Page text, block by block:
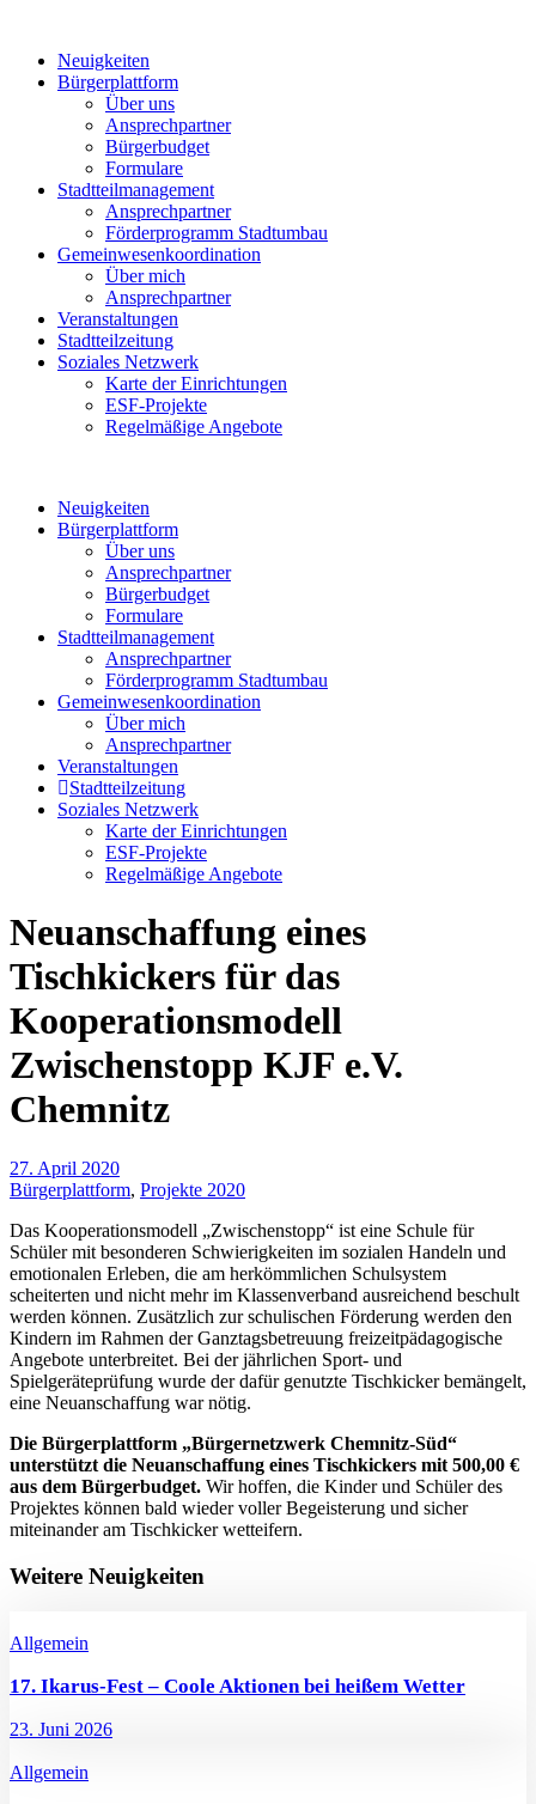
Neuigkeiten
Bürgerplattform
Über uns
Ansprechpartner
Bürgerbudget
Formulare
Stadtteilmanagement
Ansprechpartner
Förderprogramm Stadtumbau
Gemeinwesenkoordination
Über mich
Ansprechpartner
Veranstaltungen
Stadtteilzeitung
Soziales Netzwerk
Karte der Einrichtungen
ESF-Projekte
Regelmäßige Angebote
Neuigkeiten
Bürgerplattform
Über uns
Ansprechpartner
Bürgerbudget
Formulare
Stadtteilmanagement
Ansprechpartner
Förderprogramm Stadtumbau
Gemeinwesenkoordination
Über mich
Ansprechpartner
Veranstaltungen
Stadtteilzeitung
Soziales Netzwerk
Karte der Einrichtungen
ESF-Projekte
Regelmäßige Angebote
Neuanschaffung eines
Tischkickers für das
Kooperationsmodell
Zwischenstopp KJF e.V.
Chemnitz
27. April 2020
Bürgerplattform, Projekte 2020
Das Kooperationsmodell „Zwischenstopp“ ist eine Schule für
Schüler mit besonderen Schwierigkeiten im sozialen Handeln und
emotionalen Erleben, die am herkömmlichen Schulsystem
scheiterten und nicht mehr im Klassenverband ausreichend beschult
werden können. Zusätzlich zur schulischen Förderung werden den
Kindern im Rahmen der Ganztagsbetreuung freizeitpädagogische
Angebote unterbreitet. Bei der jährlichen Sport- und
Spielgeräteprüfung wurde der dafür genutzte Tischkicker bemängelt,
eine Neuanschaffung war nötig.
Die Bürgerplattform „Bürgernetzwerk Chemnitz-Süd“
unterstützt die Neuanschaffung eines Tischkickers mit 500,00 €
aus dem Bürgerbudget. Wir hoffen, die Kinder und Schüler des
Projektes können bald wieder voller Begeisterung und sicher
miteinander am Tischkicker wetteifern.
Weitere Neuigkeiten
Allgemein
17. Ikarus-Fest – Coole Aktionen bei heißem Wetter
23. Juni 2026
Allgemein